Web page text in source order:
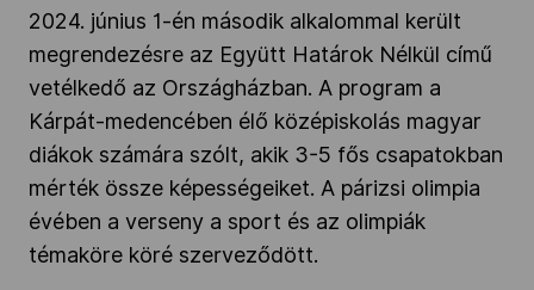
2024. június 1-én második alkalommal került
megrendezésre az Együtt Határok Nélkül című
vetélkedő az Országházban. A program a
Kárpát-medencében élő középiskolás magyar
diákok számára szólt, akik 3-5 fős csapatokban
mérték össze képességeiket. A párizsi olimpia
évében a verseny a sport és az olimpiák
témaköre köré szerveződött.